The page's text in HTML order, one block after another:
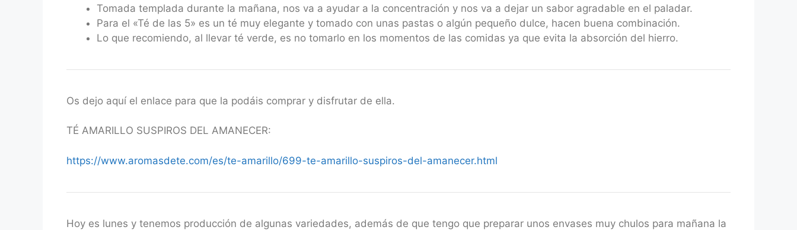
Tomada templada durante la mañana, nos va a ayudar a la concentración y nos va a dejar un sabor agradable en el paladar.
Para el «Té de las 5» es un té muy elegante y tomado con unas pastas o algún pequeño dulce, hacen buena combinación.
Lo que recomiendo, al llevar té verde, es no tomarlo en los momentos de las comidas ya que evita la absorción del hierro.
Os dejo aquí el enlace para que la podáis comprar y disfrutar de ella.
TÉ AMARILLO SUSPIROS DEL AMANECER:
https://www.aromasdete.com/es/te-amarillo/699-te-amarillo-suspiros-del-amanecer.html
Hoy es lunes y tenemos producción de algunas variedades, además de que tengo que preparar unos envases muy chulos para mañana la